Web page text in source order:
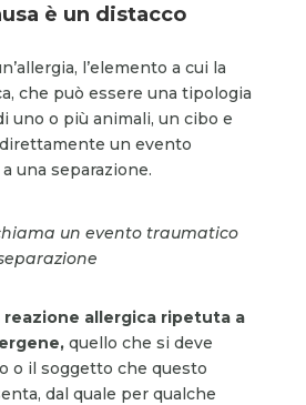
è un distacco
l’elemento a cui la
che può essere una tipologia
uno o più animali, un cibo e
un evento
una separazione.
un evento traumatico
reazione allergica ripetuta a
quello che si deve
o il soggetto che questo
dal quale per qualche